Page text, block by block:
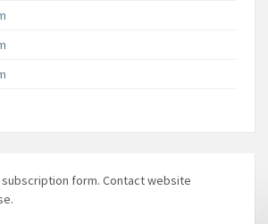
form. Contact website